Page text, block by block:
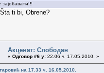
зајебавати!!!
Šta ti bi, Obrene?
Акценат: Слободан
« Одговор #6 у: 22.06 ч. 17.05.2010. »
на 17.33 ч. 16.05.2010.